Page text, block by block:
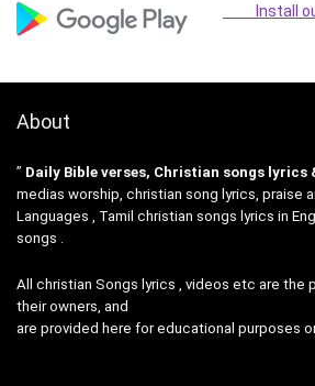
Install our
About
” Daily Bible verses, Christian songs lyrics
medias worship, christian song lyrics, praise
Languages , Tamil christian songs lyrics in
songs .
All christian Songs lyrics , videos etc are the
their owners, and
are provided here for educational purposes